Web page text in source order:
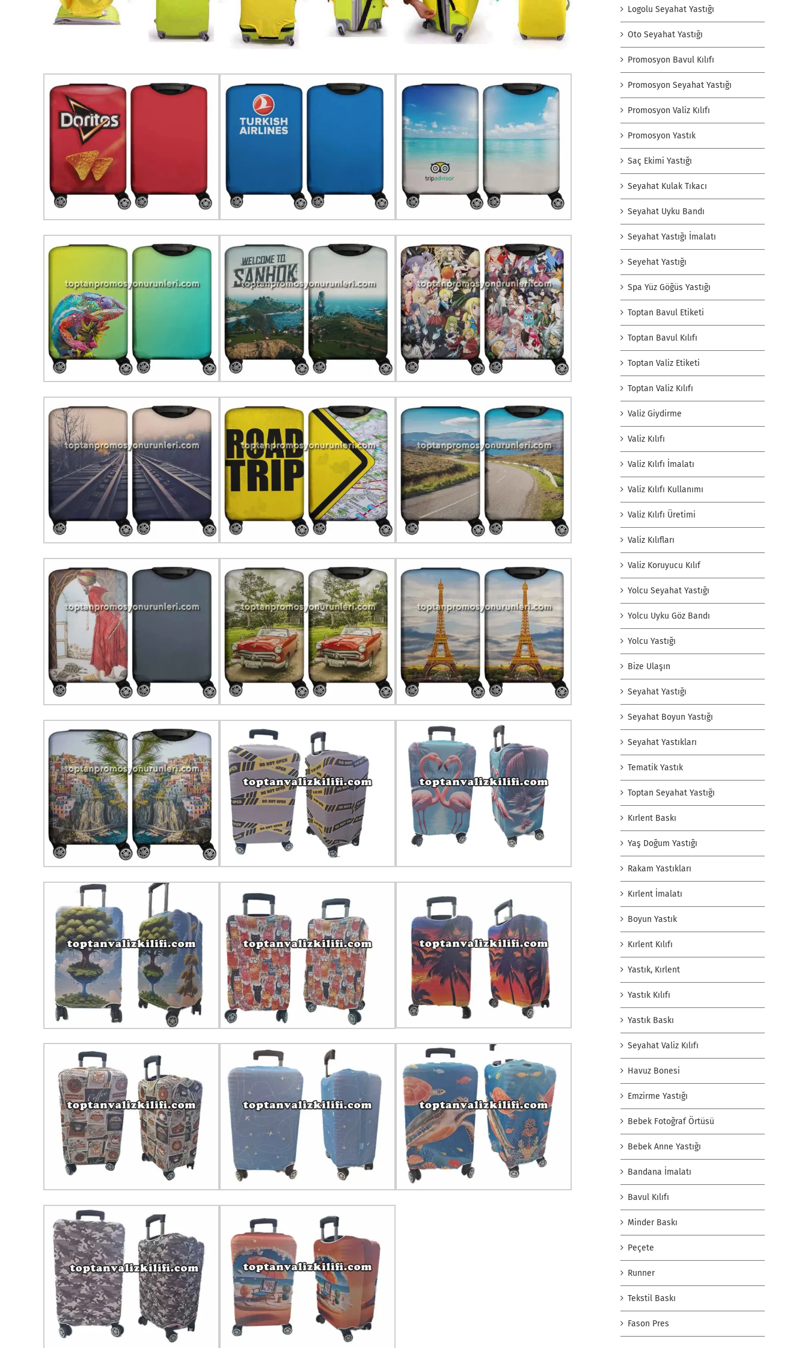
Logolu Seyahat Yastığı
Oto Seyahat Yastığı
Promosyon Bavul Kılıfı
Promosyon Seyahat Yastığı
Promosyon Valiz Kılıfı
Promosyon Yastık
Saç Ekimi Yastığı
Seyahat Kulak Tıkacı
Seyahat Uyku Bandı
Seyahat Yastığı İmalatı
Seyehat Yastığı
Spa Yüz Göğüs Yastığı
Toptan Bavul Etiketi
Toptan Bavul Kılıfı
Toptan Valiz Etiketi
Toptan Valiz Kılıfı
Valiz Giydirme
Valiz Kılıfı
Valiz Kılıfı İmalatı
Valiz Kılıfı Kullanımı
Valiz Kılıfı Üretimi
Valiz Kılıfları
Valiz Koruyucu Kılıf
Yolcu Seyahat Yastığı
Yolcu Uyku Göz Bandı
Yolcu Yastığı
Bize Ulaşın
Seyahat Yastığı
Seyahat Boyun Yastığı
Seyahat Yastıkları
Tematik Yastık
Toptan Seyahat Yastığı
Kırlent Baskı
Yaş Doğum Yastığı
Rakam Yastıkları
Kırlent İmalatı
Boyun Yastık
Kırlent Kılıfı
Yastık, Kırlent
Yastık Kılıfı
Yastık Baskı
Seyahat Valiz Kılıfı
Havuz Bonesi
Emzirme Yastığı
Bebek Fotoğraf Örtüsü
Bebek Anne Yastığı
Bandana İmalatı
Bavul Kılıfı
Minder Baskı
Peçete
Runner
Tekstil Baskı
Fason Pres